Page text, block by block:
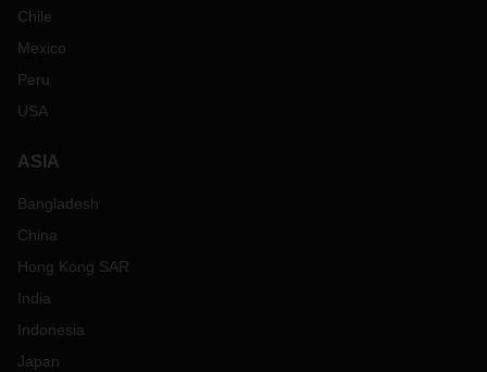
Chile
Mexico
Peru
USA
ASIA
Bangladesh
China
Hong Kong SAR
India
Indonesia
Japan